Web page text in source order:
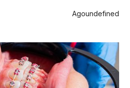
Agoundefined